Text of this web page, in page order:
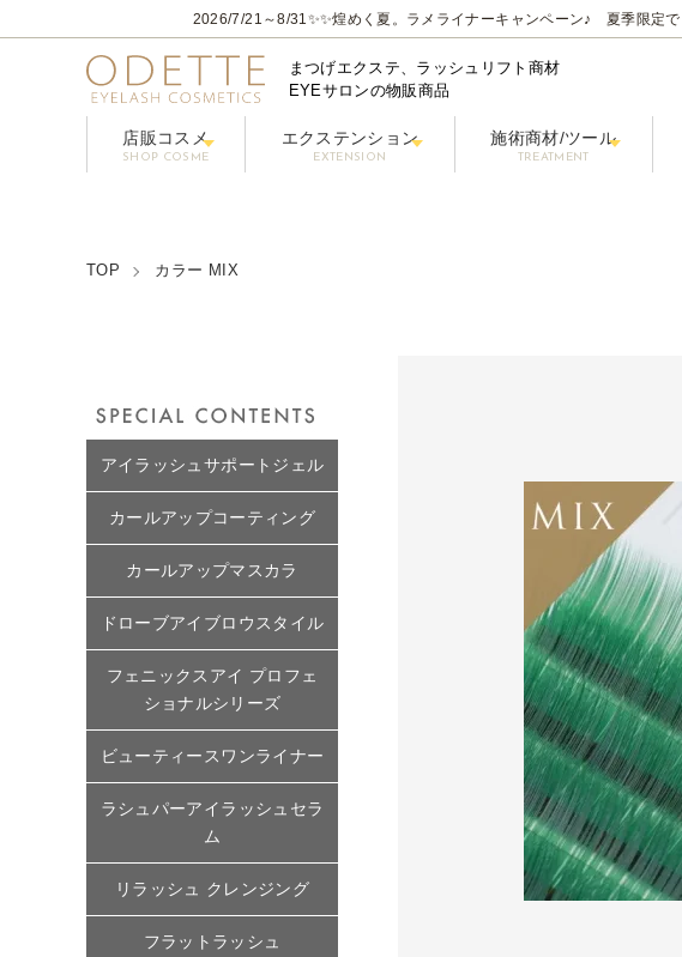
2026/7/21～8/31 ✨✨煌めく夏。ラメライナーキャンペーン♪ 夏季限定
まつげエクステ、ラッシュリフト商材
EYEサロンの物販商品
店販コスメ
SHOP COSME
エクステンション
EXTENSION
施術商材/ツール
TREATMENT
TOP カラー MIX
アイラッシュサポートジェル
カールアップコーティング
カールアップマスカラ
ドローブアイブロウスタイル
フェニックスアイ プロフェ
ショナルシリーズ
ビューティースワンライナー
ラシュパーアイラッシュセラ
ム
リラッシュ クレンジング
フラットラッシュ